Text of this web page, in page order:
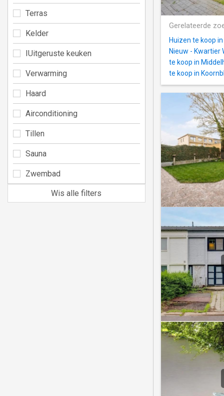
Gerelateerde
Huizen te koop
Nieuw - Kwartier
te koop in
te koop in
Terras
Kelder
IUitgeruste keuken
Verwarming
Haard
Airconditioning
Tillen
Sauna
Zwembad
Wis alle filters